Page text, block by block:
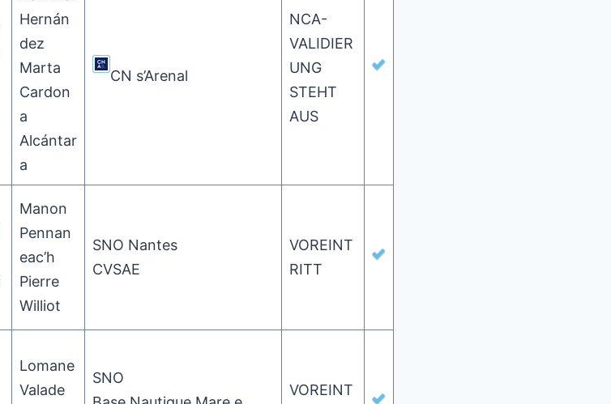
Hernán
dez
Marta
Cardon
a
Alcántar
a
CN s’Arenal
NCA-
VALIDIER
UNG
STEHT
AUS
Manon
Pennan
eac’h
Pierre
Williot
SNO Nantes
CVSAE
VOREINT
RITT
Lomane
Valade
SNO
VOREINT